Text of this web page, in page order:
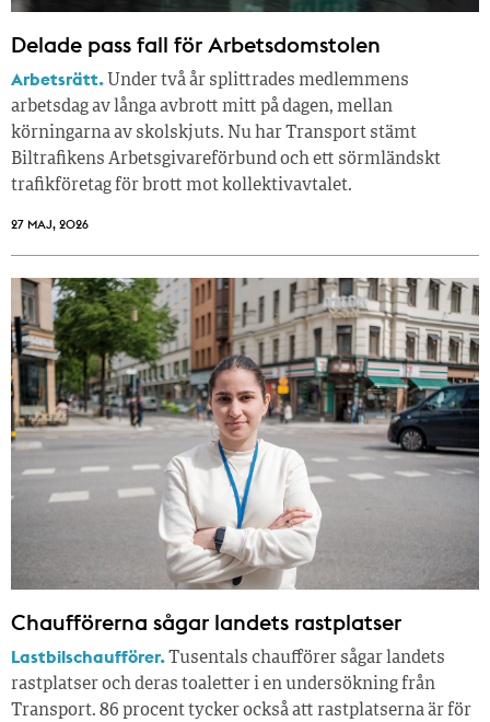
Delade pass fall för Arbetsdomstolen
Arbetsrätt. Under två år splittrades medlemmens
arbetsdag av långa avbrott mitt på dagen, mellan
körningarna av skolskjuts. Nu har Transport stämt
Biltrafikens Arbetsgivareförbund och ett sörmländskt
trafikföretag för brott mot kollektivavtalet.
27 MAJ, 2026
Chaufförerna sågar landets rastplatser
Lastbilschaufförer.Tusentals chaufförer sågar landets
rastplatser och deras toaletter i en undersökning från
Transport. 86 procent tycker också att rastplatserna är för